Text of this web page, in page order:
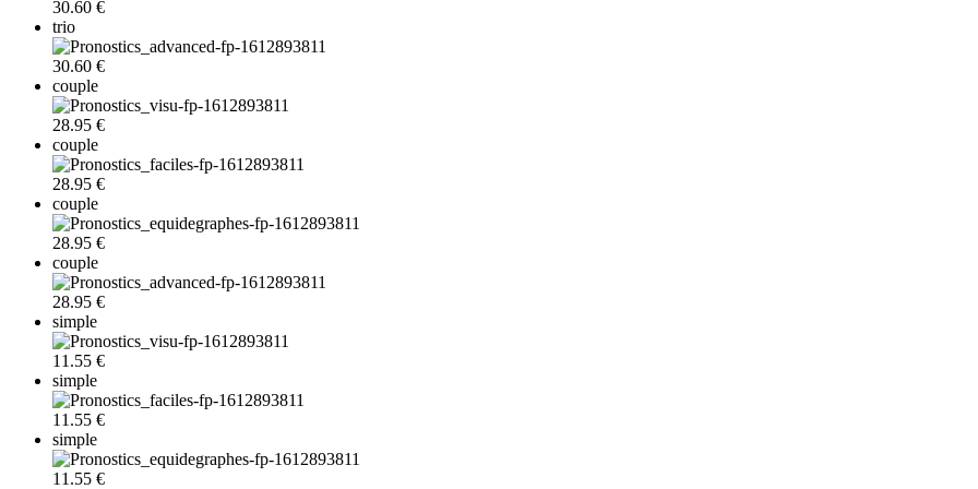
30.60 €
trio
30.60 €
couple
28.95 €
couple
28.95 €
couple
28.95 €
couple
28.95 €
simple
11.55 €
simple
11.55 €
simple
11.55 €